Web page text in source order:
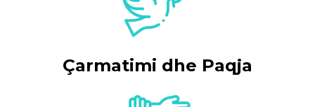
Çarmatimi dhe Paqja